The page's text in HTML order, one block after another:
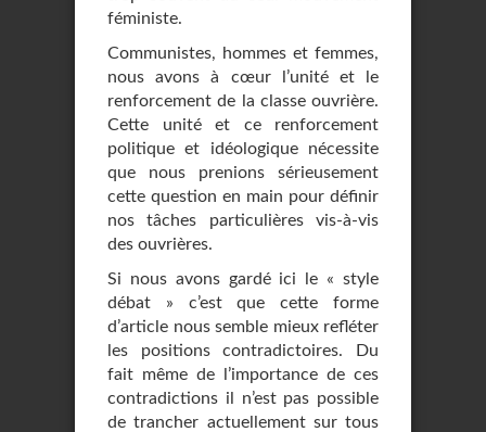
féministe.
Communistes, hommes et femmes,
nous avons à cœur l’unité et le
renforcement de la classe ouvrière.
Cette unité et ce renforcement
politique et idéologique nécessite
que nous prenions sérieusement
cette question en main pour définir
nos tâches particulières vis-à-vis
des ouvrières.
Si nous avons gardé ici le « style
débat » c’est que cette forme
d’article nous semble mieux refléter
les positions contradictoires. Du
fait même de l’importance de ces
contradictions il n’est pas possible
de trancher actuellement sur tous